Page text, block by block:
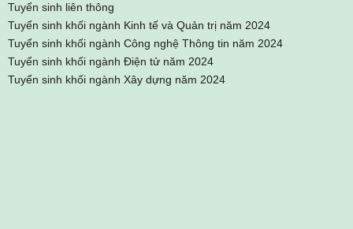
Tuyển sinh liên thông
Tuyển sinh khối ngành Kinh tế và Quản trị năm 2024
Tuyển sinh khối ngành Công nghệ Thông tin năm 2024
Tuyển sinh khối ngành Điện tử năm 2024
Tuyển sinh khối ngành Xây dựng năm 2024